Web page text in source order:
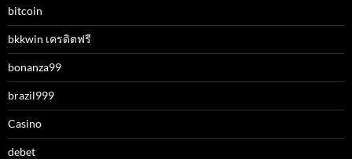
bitcoin
bkkwin เครดิตฟรี
bonanza99
brazil999
Casino
debet